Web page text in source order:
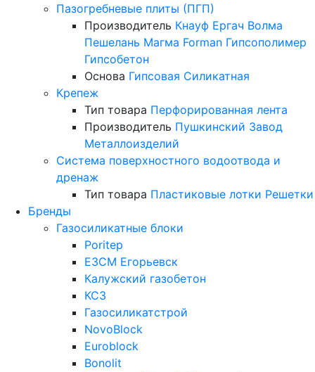
Пазогребневые плиты (ПГП)
Производитель Кнауф Ергач Волма
Пешелань Магма Forman Гипсополимер
Гипсобетон
Основа Гипсовая Силикатная
Крепеж
Тип товара Перфорированная лента
Производитель Пушкинский Завод
Металлоизделий
Система поверхностного водоотвода и
дренаж
Тип товара Пластиковые лотки Решетки
Бренды
Газосиликатные блоки
Poritep
ЕЗСМ Егорьевск
Калужский газобетон
КСЗ
Газосиликатстрой
NovoBlock
Euroblock
Bonolit